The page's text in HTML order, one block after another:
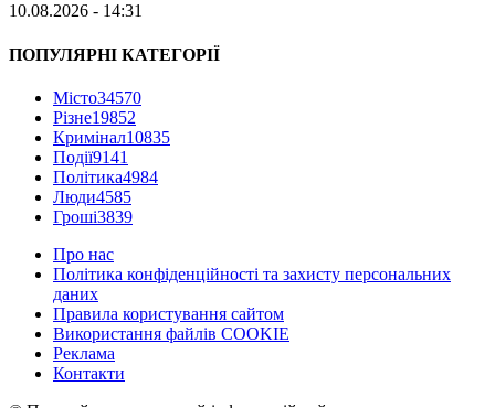
10.08.2026 - 14:31
ПОПУЛЯРНІ КАТЕГОРІЇ
Місто34570
Різне19852
Кримінал10835
Події9141
Політика4984
Люди4585
Гроші3839
Про нас
Політика конфіденційності та захисту персональних
даних
Правила користування сайтом
Використання файлів COOKIE
Реклама
Контакти